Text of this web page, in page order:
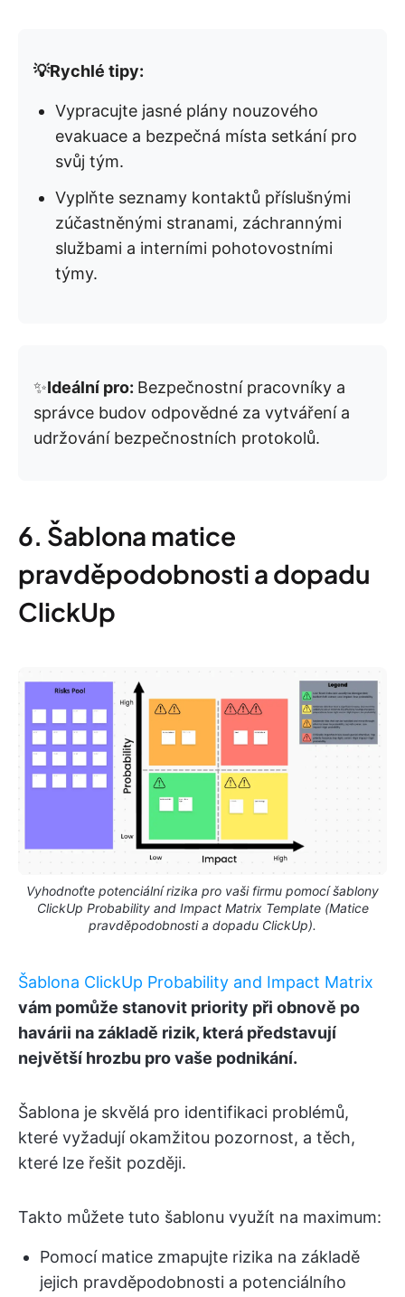
💡Rychlé tipy:
Vypracujte jasné plány nouzového
evakuace a bezpečná místa setkání pro
svůj tým.
Vyplňte seznamy kontaktů příslušnými
zúčastněnými stranami, záchrannými
službami a interními pohotovostními
týmy.
✨Ideální pro: Bezpečnostní pracovníky a
správce budov odpovědné za vytváření a
udržování bezpečnostních protokolů.
6. Šablona matice
pravděpodobnosti a dopadu
ClickUp
Vyhodnoťte potenciální rizika pro vaši firmu pomocí šablony
ClickUp Probability and Impact Matrix Template (Matice
pravděpodobnosti a dopadu ClickUp).
Šablona ClickUp Probability and Impact Matrix
vám pomůže stanovit priority při obnově po
havárii na základě rizik, která představují
největší hrozbu pro vaše podnikání.
Šablona je skvělá pro identifikaci problémů,
které vyžadují okamžitou pozornost, a těch,
které lze řešit později.
Takto můžete tuto šablonu využít na maximum:
Pomocí matice zmapujte rizika na základě
jejich pravděpodobnosti a potenciálního